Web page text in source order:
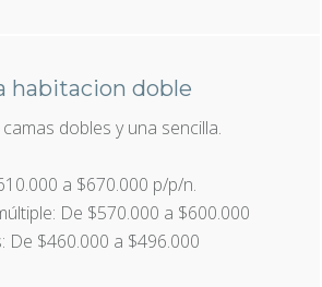
habitacion doble
dobles y una sencilla.
a $670.000 p/p/n.
De $570.000 a $600.000
De $460.000 a $496.000